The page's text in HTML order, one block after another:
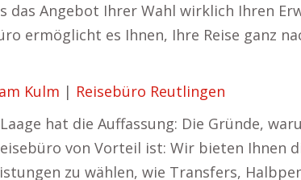
das Angebot Ihrer Wahl wirklich Ihren
ermöglicht es Ihnen, Ihre Reise ganz
Kulm | Reisebüro Reutlingen
hat die Auffassung: Die Gründe,
von Vorteil ist: Wir bieten Ihnen
zu wählen, wie Transfers,